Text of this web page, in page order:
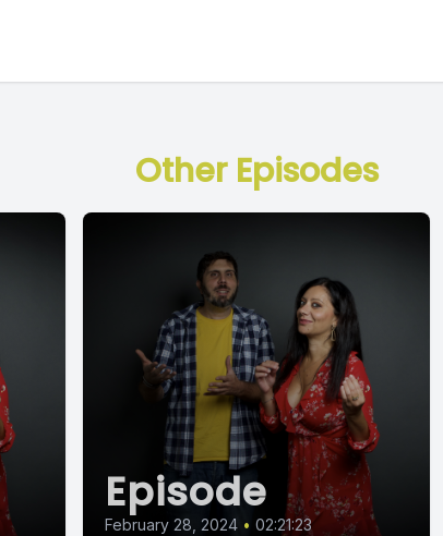
Other Episodes
Episode
February 28, 2024 • 02:21:23